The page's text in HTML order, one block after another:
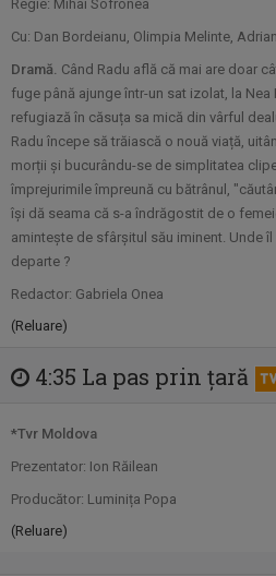
PORTRET DE
Din 21 octombrie
săptămână, ...
ARTA LA COLȚ
Dacă adesea
vrem ...
Regie: Mihai Sofronea
Cu: Dan Bordeianu, Olimpia Melinte,
Dramă. Când Radu află că mai are doar
fuge până ajunge într-un sat izolat, la Nea
refugiază în căsuța sa mică din vârful
Radu începe să trăiască o nouă viață,
morții și bucurându-se de simplitatea
împrejurimile împreună cu bătrânul,
își dă seama că s-a îndrăgostit de o
amintește de sfârșitul său iminent. Unde îl
departe ?
Redactor: Gabriela Onea
(Reluare)
4:35 La pas prin ţară
*Tvr Moldova
Prezentator: Ion Răilean
Producător: Luminița Popa
(Reluare)